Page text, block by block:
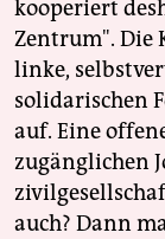
kooperiert
Zentrum". Die
linke,
solidarischen
auf. Eine
zugänglichen
auch? Dann